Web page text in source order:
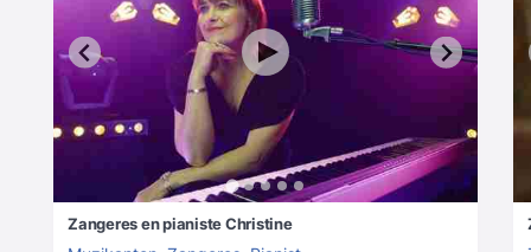
Zangeres en pianiste Christine